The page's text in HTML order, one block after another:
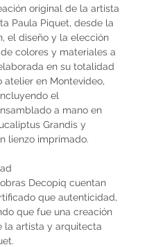
original de la artista
Paula Piquet, desde la
el diseño y la elección
colores y materiales a
en su totalidad
atelier en Montevideo,
el
a mano en
Grandis y
lienzo imprimado.
Decopiq cuentan
que autenticidad,
que fue una creación
la artista y arquitecta